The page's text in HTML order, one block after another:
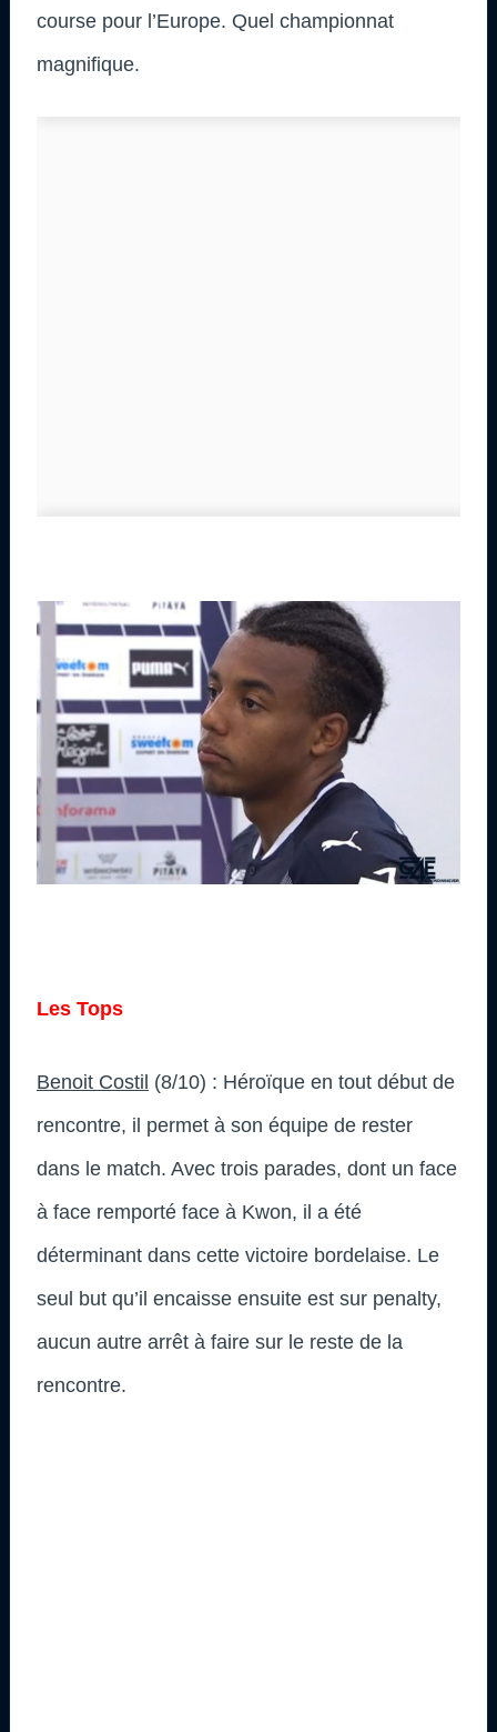
course pour l’Europe. Quel championnat
magnifique.
Les Tops
Benoit Costil (8/10) : Héroïque en tout début de
rencontre, il permet à son équipe de rester
dans le match. Avec trois parades, dont un face
à face remporté face à Kwon, il a été
déterminant dans cette victoire bordelaise. Le
seul but qu’il encaisse ensuite est sur penalty,
aucun autre arrêt à faire sur le reste de la
rencontre.